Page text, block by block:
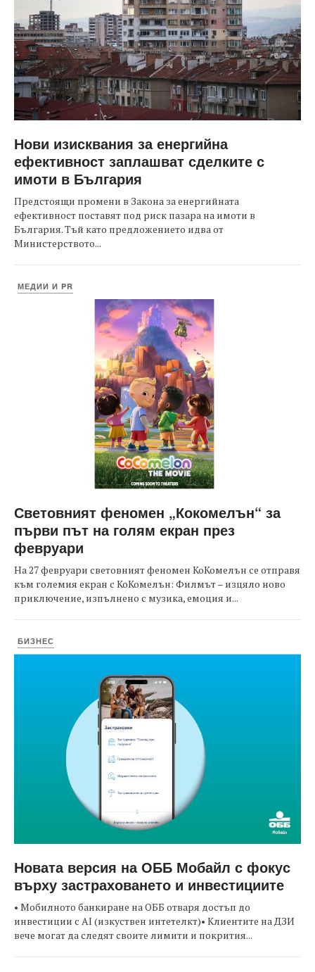
Нови изисквания за енергийна
ефективност заплашват сделките с
имоти в България
Предстоящи промени в Закона за енергийната
ефективност поставят под риск пазара на имоти в
България. Тъй като предложението идва от
Министерството...
МЕДИИ И PR
Световният феномен „Кокомелън“ за
първи път на голям екран през
февруари
На 27 февруари световният феномен КоКомелън се отправя
към големия екран с КоКомелън: Филмът – изцяло ново
приключение, изпълнено с музика, емоция и...
БИЗНЕС
Новата версия на ОББ Мобайл с фокус
върху застраховането и инвестициите
• Мобилното банкиране на ОББ отваря достъп до
инвестиции с AI (изкуствен интетелкт)• Клиентите на ДЗИ
вече могат да следят своите лимити и покрития...